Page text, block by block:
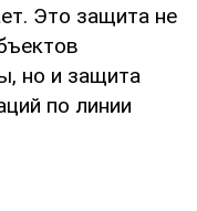
Это защита не
но и защита
по линии